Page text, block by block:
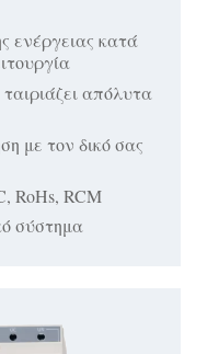
ενέργειας κατά
απόλυτα
με τον δικό σας
RoHs, RCM
σύστημα